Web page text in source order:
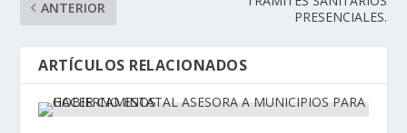
ANTERIOR
PRESENCIALES.
ARTÍCULOS RELACIONADOS